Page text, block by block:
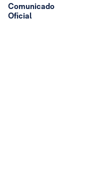
Comunicado
Oficial